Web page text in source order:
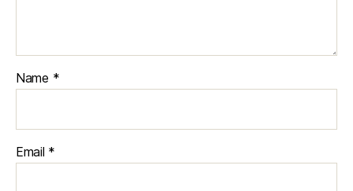
Name *
Email *